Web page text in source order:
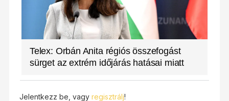
Telex: Orbán Anita régiós összefogást
sürget az extrém időjárás hatásai miatt
Jelentkezz be, vagy regisztrálj!